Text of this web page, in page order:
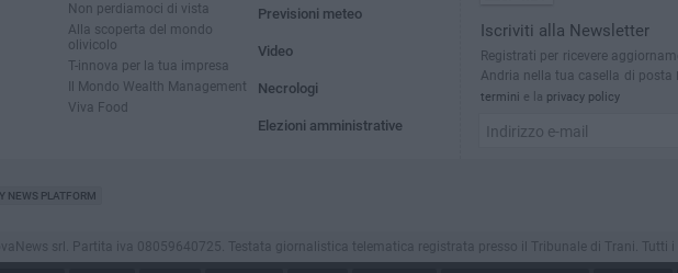
Non perdiamoci di vista
Alla scoperta del mondo
olivicolo
T-innova per la tua impresa
Il Mondo Wealth Management
Viva Food
Previsioni meteo
Video
Necrologi
Elezioni amministrative
Iscriviti alla Newsletter
Registrati per ricevere
Andria nella tua casella di posta
termini e la privacy policy
NEWS PLATFORM
srl. Partita iva 08059640725. Testata giornalistica telematica registrata presso il Tribunale di Trani. Tutti i